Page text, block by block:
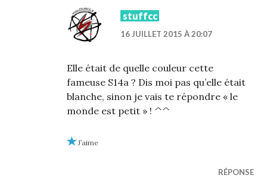
stuffcc
16 JUILLET 2015 À 20:07
Elle était de quelle couleur cette
fameuse S14a ? Dis moi pas qu’elle était
blanche, sinon je vais te répondre « le
monde est petit » ! ^^
J’aime
RÉPONSE